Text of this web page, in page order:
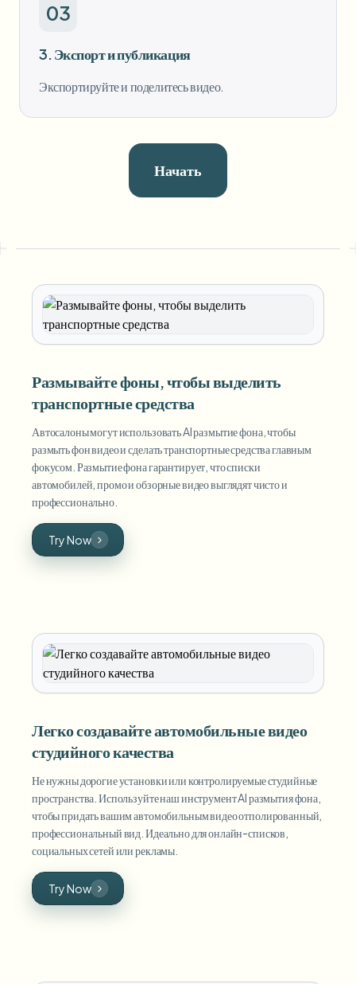
03
3. Экспорт и публикация
Экспортируйте и поделитесь видео.
Начать
Размывайте фоны, чтобы выделить
транспортные средства
Автосалоны могут использовать AI размытие фона, чтобы
размыть фон видео и сделать транспортные средства главным
фокусом. Размытие фона гарантирует, что списки
автомобилей, промо и обзорные видео выглядят чисто и
профессионально.
Try Now
Легко создавайте автомобильные видео
студийного качества
Не нужны дорогие установки или контролируемые студийные
пространства. Используйте наш инструмент AI размытия фона,
чтобы придать вашим автомобильным видео отполированный,
профессиональный вид. Идеально для онлайн-списков,
социальных сетей или рекламы.
Try Now